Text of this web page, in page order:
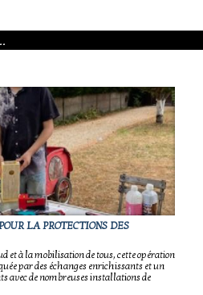
LA PROTECTIONS DES
et à la mobilisation de tous, cette opération
par des échanges enrichissants et un
avec de nombreuses installations de